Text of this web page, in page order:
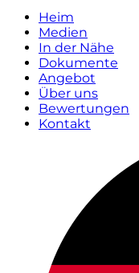
Heim
Medien
In der Nähe
Dokumente
Angebot
Über uns
Bewertungen
Kontakt